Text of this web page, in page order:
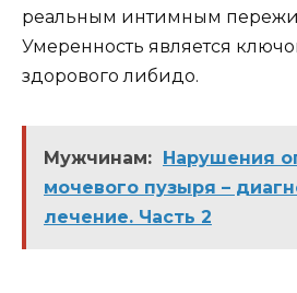
реальным интимным
Умеренность является
здорового либидо.
Мужчинам:
Нарушения
мочевого пузыря –
лечение. Часть 2